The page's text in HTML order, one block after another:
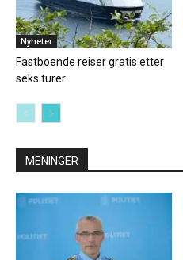
Nyheter
Fastboende reiser gratis etter
seks turer
MENINGER